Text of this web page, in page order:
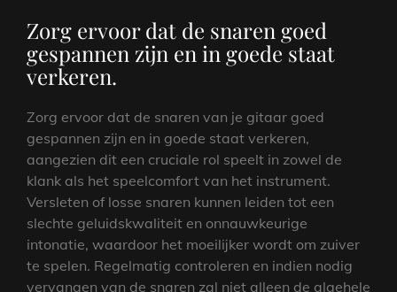
Zorg ervoor dat de snaren goed
gespannen zijn en in goede staat
verkeren.
Zorg ervoor dat de snaren van je gitaar goed
gespannen zijn en in goede staat verkeren,
aangezien dit een cruciale rol speelt in zowel de
klank als het speelcomfort van het instrument.
Versleten of losse snaren kunnen leiden tot een
slechte geluidskwaliteit en onnauwkeurige
intonatie, waardoor het moeilijker wordt om zuiver
te spelen. Regelmatig controleren en indien nodig
vervangen van de snaren zal niet alleen de algehele